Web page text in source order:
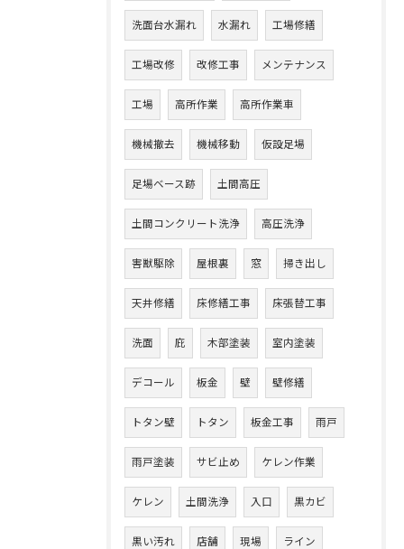
洗面台水漏れ 水漏れ 工場修繕
工場改修 改修工事 メンテナンス
工場 高所作業 高所作業車
機械撤去 機械移動 仮設足場
足場ベース跡 土間高圧
土間コンクリート洗浄 高圧洗浄
害獣駆除 屋根裏 窓 掃き出し
天井修繕 床修繕工事 床張替工事
洗面 庇 木部塗装 室内塗装
デコール 板金 壁 壁修繕
トタン壁 トタン 板金工事 雨戸
雨戸塗装 サビ止め ケレン作業
ケレン 土間洗浄 入口 黒カビ
黒い汚れ 店舗 現場 ライン